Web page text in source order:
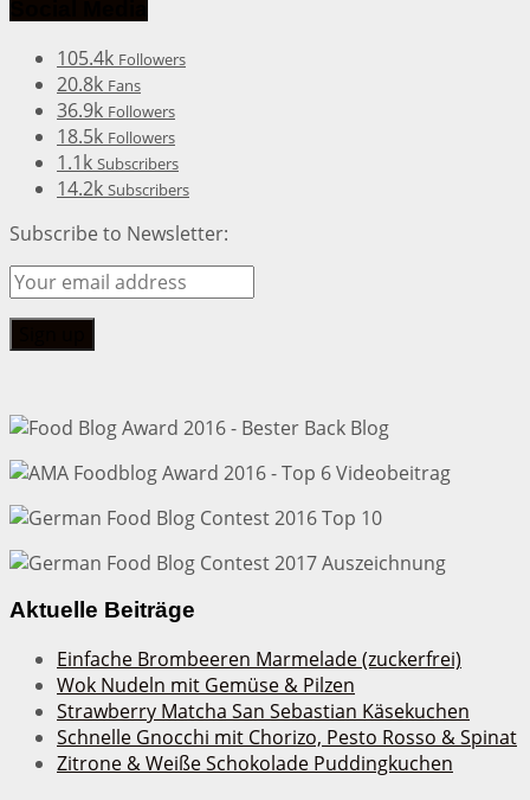
105.4k Followers
20.8k Fans
36.9k Followers
18.5k Followers
1.1k Subscribers
14.2k Subscribers
Subscribe to Newsletter:
Aktuelle Beiträge
Einfache Brombeeren Marmelade (zuckerfrei)
Wok Nudeln mit Gemüse & Pilzen
Strawberry Matcha San Sebastian Käsekuchen
Schnelle Gnocchi mit Chorizo, Pesto Rosso & Spinat
Zitrone & Weiße Schokolade Puddingkuchen